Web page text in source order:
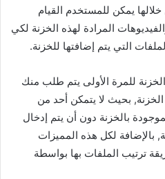
يمكن للمستخدم القيام
المرادة لهذه الخزنة لكي
التي يتم إضافتها للخزنة.
للمرة الأولى يتم طلب منك
بحيث لا يتمكن أحد من
بالخزنة دون أن يتم إدخال
بالإضافة لكل هذه المميزات
ترتيب الملفات بها بواسطة